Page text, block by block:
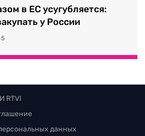
в ЕС усугубляется:
у России
RTVI
данных